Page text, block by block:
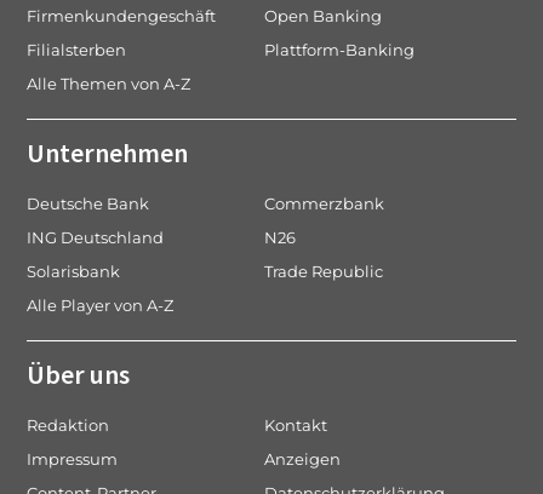
Firmenkundengeschäft
Open Banking
Filialsterben
Plattform-Banking
Alle Themen von A-Z
Unternehmen
Deutsche Bank
Commerzbank
ING Deutschland
N26
Solarisbank
Trade Republic
Alle Player von A-Z
Über uns
Redaktion
Kontakt
Impressum
Anzeigen